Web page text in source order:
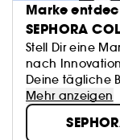
Marke
SEPHORA
Stell Dir eine
nach
Deine tägliche
up,
SEPHORA
spannenden
Mehr anzeigen